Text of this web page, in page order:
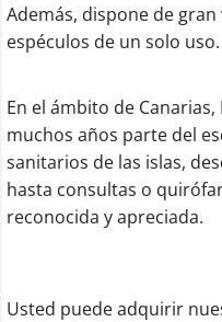
Además, dispone de
espéculos de un solo uso.
En el ámbito de
muchos años parte del
sanitarios de las islas,
hasta consultas o
reconocida y apreciada.
Usted puede adquirir